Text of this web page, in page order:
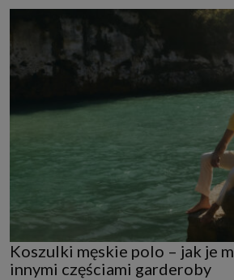
Koszulki męskie polo – jak je
innymi częściami garderoby